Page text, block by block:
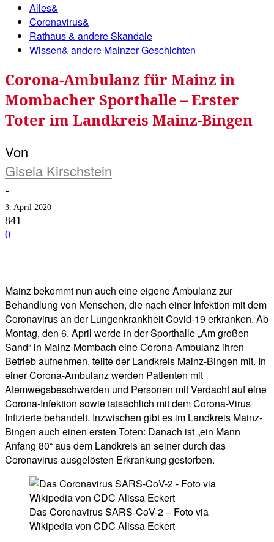
Alles&
Coronavirus&
Rathaus & andere Skandale
Wissen& andere Mainzer Geschichten
Corona-Ambulanz für Mainz in
Mombacher Sporthalle – Erster
Toter im Landkreis Mainz-Bingen
Von
Gisela Kirschstein
-
3. April 2020
841
0
Mainz bekommt nun auch eine eigene Ambulanz zur
Behandlung von Menschen, die nach einer Infektion mit dem
Coronavirus an der Lungenkrankheit Covid-19 erkranken. Ab
Montag, den 6. April werde in der Sporthalle „Am großen
Sand“ in Mainz-Mombach eine Corona-Ambulanz ihren
Betrieb aufnehmen, teilte der Landkreis Mainz-Bingen mit. In
einer Corona-Ambulanz werden Patienten mit
Atemwegsbeschwerden und Personen mit Verdacht auf eine
Corona-Infektion sowie tatsächlich mit dem Corona-Virus
Infizierte behandelt. Inzwischen gibt es im Landkreis Mainz-
Bingen auch einen ersten Toten: Danach ist „ein Mann
Anfang 80“ aus dem Landkreis an seiner durch das
Coronavirus ausgelösten Erkrankung gestorben.
Das Coronavirus SARS-CoV-2 – Foto via
Wikipedia von CDC Alissa Eckert